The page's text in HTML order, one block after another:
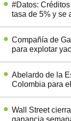
#Datos:
tasa de 5% y se
Compañía de
para explotar
Abelardo de la
Colombia para
Wall Street